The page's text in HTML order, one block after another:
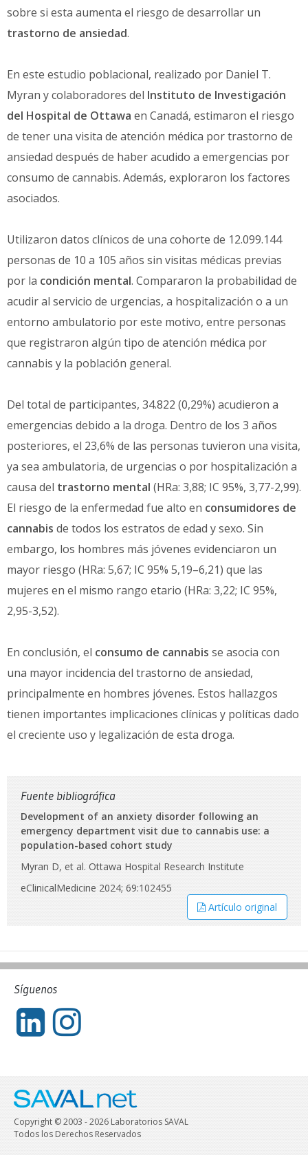
sobre si esta aumenta el riesgo de desarrollar un
trastorno de ansiedad.
En este estudio poblacional, realizado por Daniel T.
Myran y colaboradores del Instituto de Investigación
del Hospital de Ottawa en Canadá, estimaron el riesgo
de tener una visita de atención médica por trastorno de
ansiedad después de haber acudido a emergencias por
consumo de cannabis. Además, exploraron los factores
asociados.
Utilizaron datos clínicos de una cohorte de 12.099.144
personas de 10 a 105 años sin visitas médicas previas
por la condición mental. Compararon la probabilidad de
acudir al servicio de urgencias, a hospitalización o a un
entorno ambulatorio por este motivo, entre personas
que registraron algún tipo de atención médica por
cannabis y la población general.
Del total de participantes, 34.822 (0,29%) acudieron a
emergencias debido a la droga. Dentro de los 3 años
posteriores, el 23,6% de las personas tuvieron una visita,
ya sea ambulatoria, de urgencias o por hospitalización a
causa del trastorno mental (HRa: 3,88; IC 95%, 3,77-2,99).
El riesgo de la enfermedad fue alto en consumidores de
cannabis de todos los estratos de edad y sexo. Sin
embargo, los hombres más jóvenes evidenciaron un
mayor riesgo (HRa: 5,67; IC 95% 5,19–6,21) que las
mujeres en el mismo rango etario (HRa: 3,22; IC 95%,
2,95-3,52).
En conclusión, el consumo de cannabis se asocia con
una mayor incidencia del trastorno de ansiedad,
principalmente en hombres jóvenes. Estos hallazgos
tienen importantes implicaciones clínicas y políticas dado
el creciente uso y legalización de esta droga.
Fuente bibliográfica
Development of an anxiety disorder following an
emergency department visit due to cannabis use: a
population-based cohort study
Myran D, et al. Ottawa Hospital Research Institute
eClinicalMedicine 2024; 69:102455
Artículo original
Síguenos
Copyright © 2003 - 2026 Laboratorios SAVAL
Todos los Derechos Reservados